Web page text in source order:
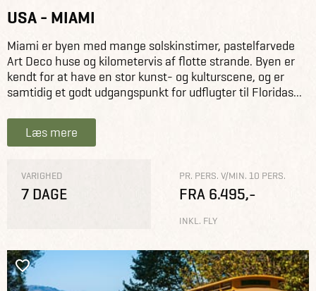
USA - MIAMI
Miami er byen med mange solskinstimer, pastelfarvede
Art Deco huse og kilometervis af flotte strande. Byen er
kendt for at have en stor kunst- og kulturscene, og er
samtidig et godt udgangspunkt for udflugter til Floridas...
Læs mere
VARIGHED
7 DAGE
PR. PERS. V/MIN. 10 PERS.
FRA 6.495,-
INKL. FLY